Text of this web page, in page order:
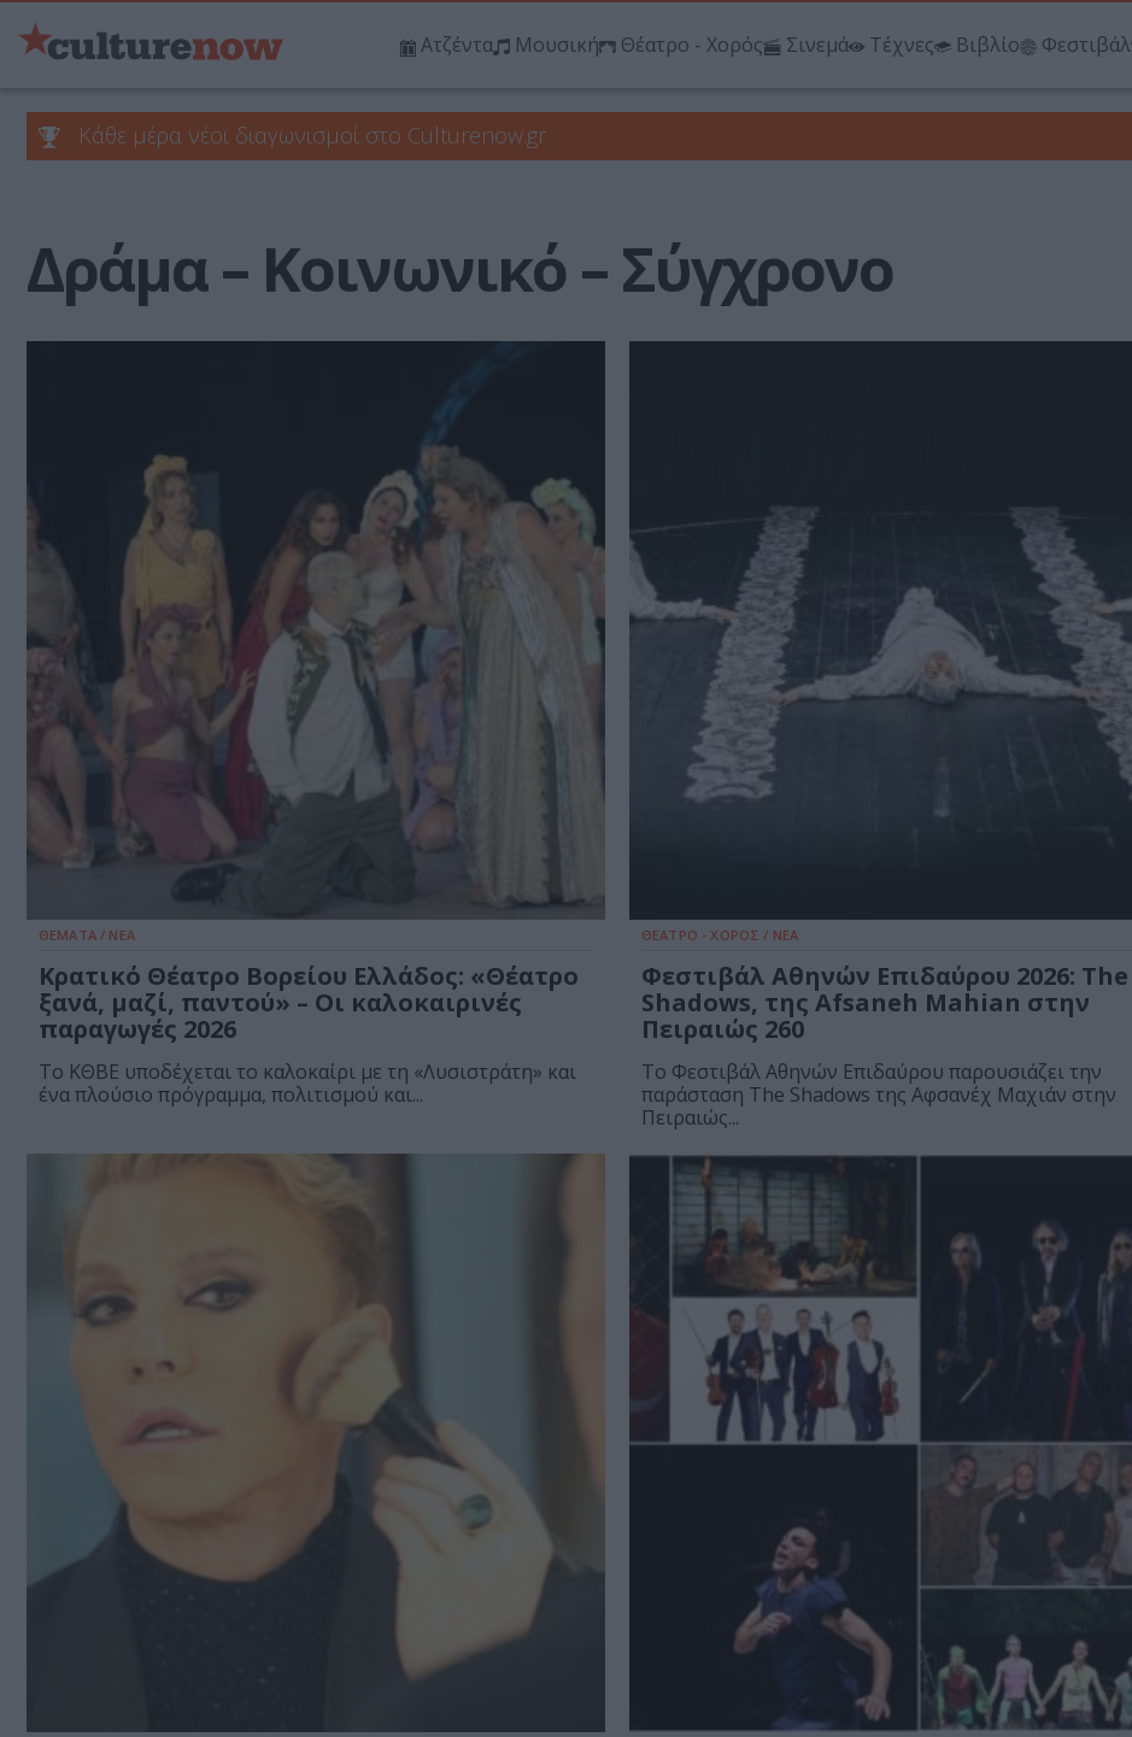
Ατζέντα Μουσική Θέατρο - Χορός Σινεμά Τέχνες Βιβλίο Φεστιβάλ
Κάθε μέρα νέοι διαγωνισμοί στο Culturenow.gr
Δράμα – Κοινωνικό – Σύγχρονο
ΘΕΜΑΤΑ / ΝΕΑ
Κρατικό Θέατρο Βορείου Ελλάδος: «Θέατρο
ξανά, μαζί, παντού» – Οι καλοκαιρινές
παραγωγές 2026
Το ΚΘΒΕ υποδέχεται το καλοκαίρι με τη «Λυσιστράτη» και
ένα πλούσιο πρόγραμμα, πολιτισμού και...
ΘΕΑΤΡΟ - ΧΟΡΟΣ / ΝΕΑ
Φεστιβάλ Αθηνών Επιδαύρου 2026: The
Shadows, της Afsaneh Mahian στην
Πειραιώς 260
To Φεστιβάλ Αθηνών Επιδαύρου παρουσιάζει την
παράσταση The Shadows της Αφσανέχ Μαχιάν στην
Πειραιώς...